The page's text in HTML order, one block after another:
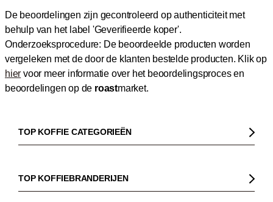
De beoordelingen zijn gecontroleerd op authenticiteit met
behulp van het label 'Geverifieerde koper'.
Onderzoeksprocedure: De beoordeelde producten worden
vergeleken met de door de klanten bestelde producten. Klik op
hier voor meer informatie over het beoordelingsproces en
beoordelingen op de roastmarket.
TOP KOFFIE CATEGORIEËN
Koffiebonen
Biologische koffie
TOP KOFFIEBRANDERIJEN